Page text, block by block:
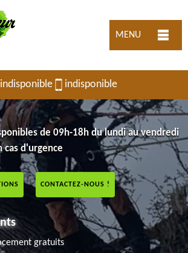
MENU
indisponible indisponible
de 09h-18h du lundi au vendredi
d'urgence
CONTACTEZ-NOUS !
gratuits